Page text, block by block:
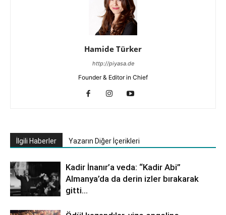
Hamide Türker
http://piyasa.de
Founder & Editor in Chief
İlgili Haberler Yazarın Diğer İçerikleri
Kadir İnanır’a veda: “Kadir Abi”
Almanya’da da derin izler bırakarak
gitti…